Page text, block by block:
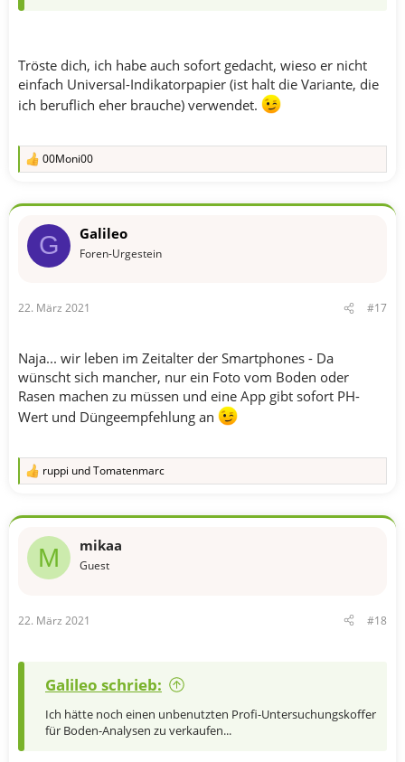
Tröste dich, ich habe auch sofort gedacht, wieso er nicht
einfach Universal-Indikatorpapier (ist halt die Variante, die
ich beruflich eher brauche) verwendet.
R
k
o
:
00Moni00
G Galileo
Foren-Urgestein
22. März 2021 #17
Naja... wir leben im Zeitalter der Smartphones - Da
wünscht sich mancher, nur ein Foto vom Boden oder
Rasen machen zu müssen und eine App gibt sofort PH-
Wert und Düngeempfehlung an
R
k
o
:
ruppi undTomatenmarc
M mikaa
Guest
22. März 2021 #18
Galileo schrieb:
Ich hätte noch einen unbenutzten Profi-Untersuchungskoffer
für Boden-Analysen zu verkaufen...